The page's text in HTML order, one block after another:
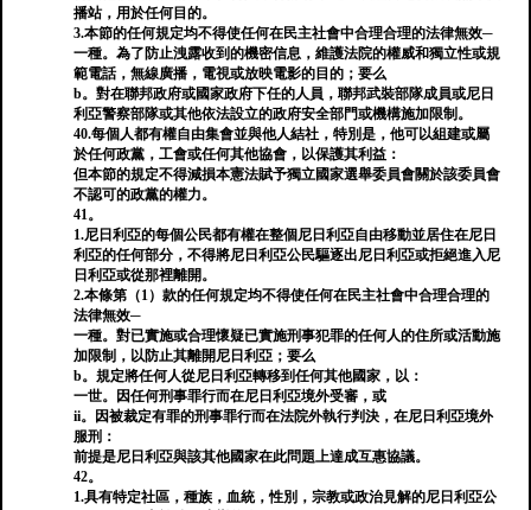
播站，用於任何目的。
3.本節的任何規定均不得使任何在民主社會中合理合理的法律無效─
一種。為了防止洩露收到的機密信息，維護法院的權威和獨立性或規
範電話，無線廣播，電視或放映電影的目的；要么
b。對在聯邦政府或國家政府下任的人員，聯邦武裝部隊成員或尼日
利亞警察部隊或其他依法設立的政府安全部門或機構施加限制。
40.每個人都有權自由集會並與他人結社，特別是，他可以組建或屬
於任何政黨，工會或任何其他協會，以保護其利益：
但本節的規定不得減損本憲法賦予獨立國家選舉委員會關於該委員會
不認可的政黨的權力。
41。
1.尼日利亞的每個公民都有權在整個尼日利亞自由移動並居住在尼日
利亞的任何部分，不得將尼日利亞公民驅逐出尼日利亞或拒絕進入尼
日利亞或從那裡離開。
2.本條第（1）款的任何規定均不得使任何在民主社會中合理合理的
法律無效─
一種。對已實施或合理懷疑已實施刑事犯罪的任何人的住所或活動施
加限制，以防止其離開尼日利亞；要么
b。規定將任何人從尼日利亞轉移到任何其他國家，以：
一世。因任何刑事罪行而在尼日利亞境外受審，或
ii。因被裁定有罪的刑事罪行而在法院外執行判決，在尼日利亞境外
服刑：
前提是尼日利亞與該其他國家在此問題上達成互惠協議。
42。
1.具有特定社區，種族，血統，性別，宗教或政治見解的尼日利亞公